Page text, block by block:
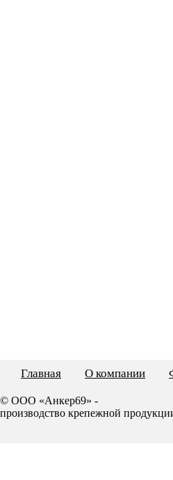
Главная О компании
© ООО «Анкер69» -
производство крепежной